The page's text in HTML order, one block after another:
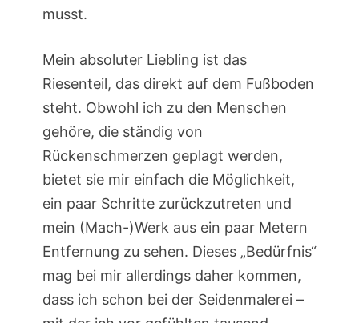
musst.
Mein absoluter Liebling ist das
Riesenteil, das direkt auf dem Fußboden
steht. Obwohl ich zu den Menschen
gehöre, die ständig von
Rückenschmerzen geplagt werden,
bietet sie mir einfach die Möglichkeit,
ein paar Schritte zurückzutreten und
mein (Mach-)Werk aus ein paar Metern
Entfernung zu sehen. Dieses „Bedürfnis“
mag bei mir allerdings daher kommen,
dass ich schon bei der Seidenmalerei –